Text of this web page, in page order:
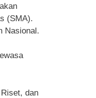
(SMA).
Nasional.
dan